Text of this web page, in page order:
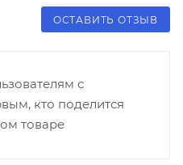
ОСТАВИТЬ ОТЗЫВ
с
кто поделится
товаре